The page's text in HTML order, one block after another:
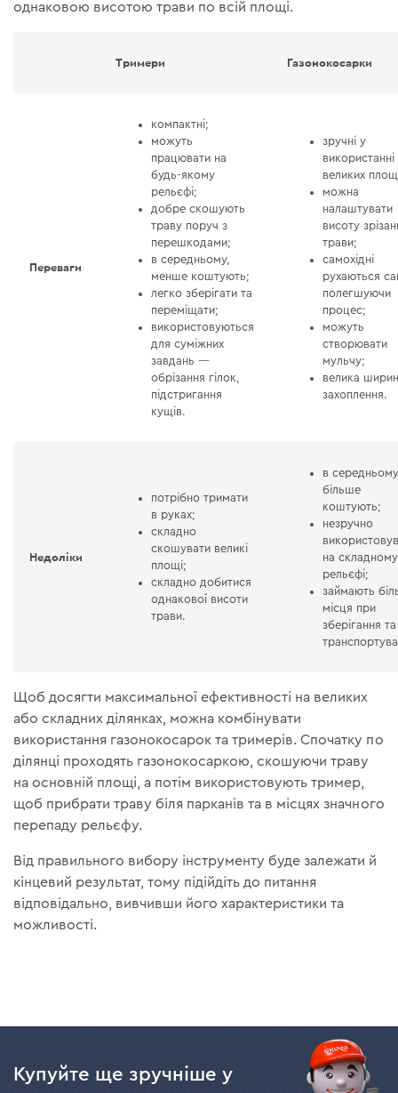
однаковою висотою трави по всій площі.
Тримери Газонокосарки
Переваги
компактні;
можуть
працювати на
будь-якому
рельєфі;
добре скошують
траву поруч з
перешкодами;
в середньому,
менше коштують;
легко зберігати та
переміщати;
використовуються
для суміжних
завдань —
обрізання гілок,
підстригання
кущів.
зручні у
використанні
великих
можна
налаштувати
висоту
трави;
самохідні
рухаються
полегшуючи
процес;
можуть
створювати
мульчу;
велика
захоплення.
Недоліки
потрібно тримати
в руках;
складно
скошувати великі
площі;
складно добитися
однакової висоти
трави.
в
більше
коштують;
незручно
на складному
рельєфі;
займають
місця при
зберігання та
Щоб досягти максимальної ефективності на великих
або складних ділянках, можна комбінувати
використання газонокосарок та тримерів. Спочатку по
ділянці проходять газонокосаркою, скошуючи траву
на основній площі, а потім використовують тример,
щоб прибрати траву біля парканів та в місцях значного
перепаду рельєфу.
Від правильного вибору інструменту буде залежати й
кінцевий результат, тому підійдіть до питання
відповідально, вивчивши його характеристики та
можливості.
Купуйте ще зручніше у